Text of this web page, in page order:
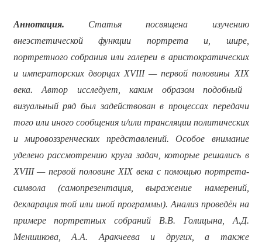
Аннотация. Статья посвящена изучению
внеэстетической функции портрета и, шире,
портретного собрания или галереи в аристократических
и императорских дворцах XVIII— первой половины XIX
века. Автор исследует, каким образом подобный
визуальный ряд был задействован в процессах передачи
того или иного сообщения и/или трансляции политических
и мировоззренческих представлений. Особое внимание
уделено рассмотрению круга задач, которые решались в
XVIII— первой половине XIX века с помощью портрета-
символа (самопрезентация, выражение намерений,
декларация той или иной программы). Анализ проведён на
примере портретных собраний В.В. Голицына, А.Д.
Меншикова, А.А. Аракчеева и других, а также